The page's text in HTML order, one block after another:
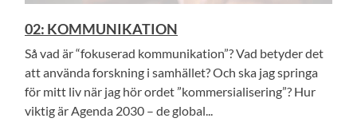
02: KOMMUNIKATION
Så vad är “fokuserad kommunikation”? Vad betyder det
att använda forskning i samhället? Och ska jag springa
för mitt liv när jag hör ordet ”kommersialisering”? Hur
viktig är Agenda 2030 – de global...